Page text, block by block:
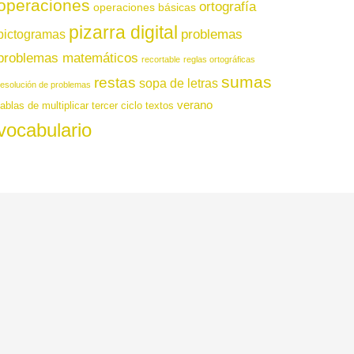
operaciones básicas ortografía
pizarra digital problemas
matemáticos recortable reglas ortográficas
de problemas restas sopa de letras sumas
de multiplicar tercer ciclo textos verano